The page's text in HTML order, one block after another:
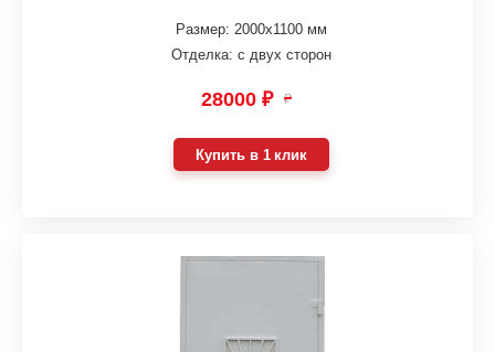
Размер: 2000х1100 мм
Отделка: с двух сторон
28000 ₽ ₽
Купить в 1 клик